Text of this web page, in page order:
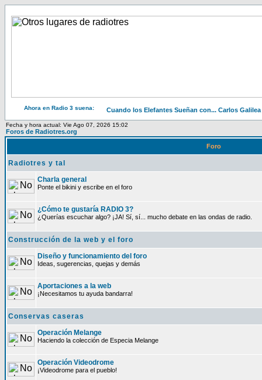
Ahora en Radio 3 suena: Cuando los Elefantes Sueñan con... Carlos Galilea
Fecha y hora actual: Vie Ago 07, 2026 15:02
Foros de Radiotres.org
Foro
Radiotres y tal
Charla general
Ponte el bikini y escribe en el foro
¿Cómo te gustaría RADIO 3?
¿Querías escuchar algo? ¡JA! Sí, sí... mucho debate en las ondas de radio.
Construcción de la web y el foro
Diseño y funcionamiento del foro
Ideas, sugerencias, quejas y demás
Aportaciones a la web
¡Necesitamos tu ayuda bandarra!
Conservas caseras
Operación Melange
Haciendo la colección de Especia Melange
Operación Videodrome
¡Videodrome para el pueblo!